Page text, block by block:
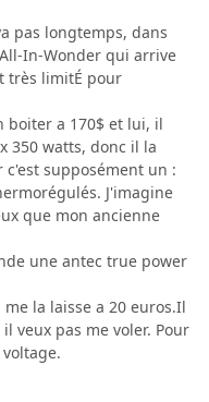
pas longtemps, dans
In-Wonder qui arrive
très limitÉ pour
boiter a 170$ et lui, il
350 watts, donc il la
supposément un :
J'imagine
que mon ancienne
une antec true power
la laisse a 20 euros.Il
veux pas me voler. Pour